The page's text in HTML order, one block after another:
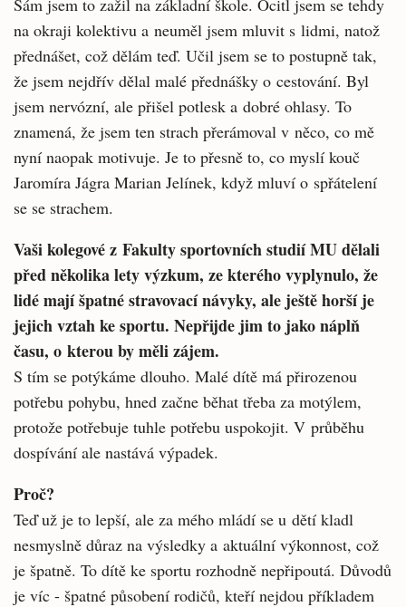
Sám jsem to zažil na základní škole. Ocitl jsem se tehdy
na okraji kolektivu a neuměl jsem mluvit s lidmi, natož
přednášet, což dělám teď. Učil jsem se to postupně tak,
že jsem nejdřív dělal malé přednášky o cestování. Byl
jsem nervózní, ale přišel potlesk a dobré ohlasy. To
znamená, že jsem ten strach přerámoval v něco, co mě
nyní naopak motivuje. Je to přesně to, co myslí kouč
Jaromíra Jágra Marian Jelínek, když mluví o spřátelení
se se strachem.
Vaši kolegové z Fakulty sportovních studií MU dělali
před několika lety výzkum, ze kterého vyplynulo, že
lidé mají špatné stravovací návyky, ale ještě horší je
jejich vztah ke sportu. Nepřijde jim to jako náplň
času, o kterou by měli zájem.
S tím se potýkáme dlouho. Malé dítě má přirozenou
potřebu pohybu, hned začne běhat třeba za motýlem,
protože potřebuje tuhle potřebu uspokojit. V průběhu
dospívání ale nastává výpadek.
Proč?
Teď už je to lepší, ale za mého mládí se u dětí kladl
nesmyslně důraz na výsledky a aktuální výkonnost, což
je špatně. To dítě ke sportu rozhodně nepřipoutá. Důvodů
je víc - špatné působení rodičů, kteří nejdou příkladem